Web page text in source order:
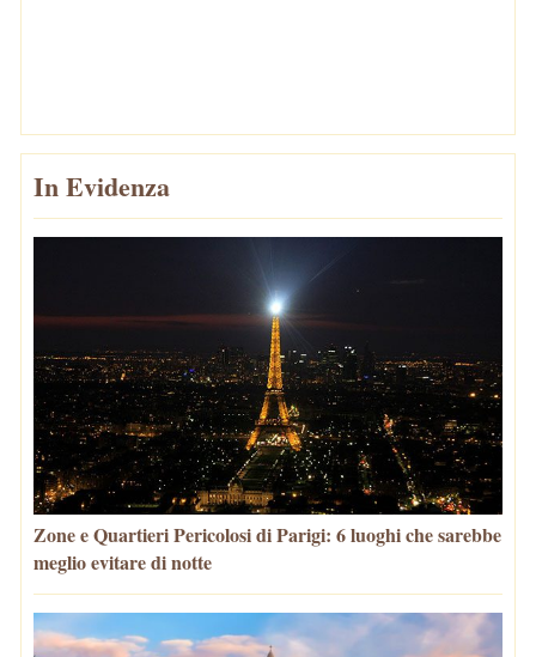
In Evidenza
Zone e Quartieri Pericolosi di Parigi: 6 luoghi che sarebbe
meglio evitare di notte